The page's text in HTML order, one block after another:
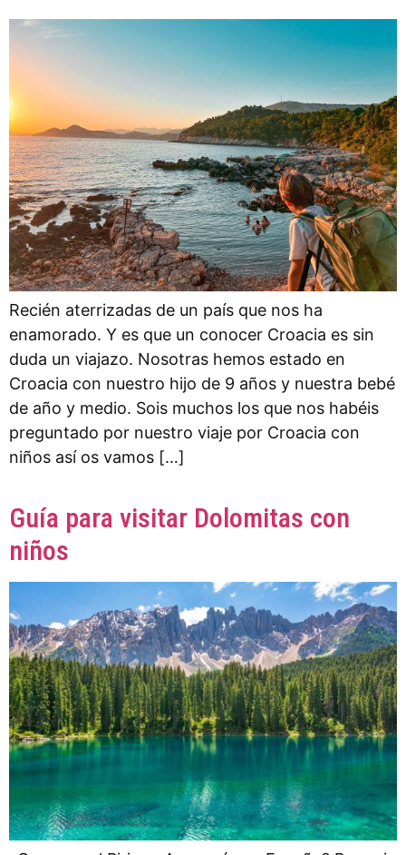
Recién aterrizadas de un país que nos ha
enamorado. Y es que un conocer Croacia es sin
duda un viajazo. Nosotras hemos estado en
Croacia con nuestro hijo de 9 años y nuestra bebé
de año y medio. Sois muchos los que nos habéis
preguntado por nuestro viaje por Croacia con
niños así os vamos […]
Guía para visitar Dolomitas con
niños